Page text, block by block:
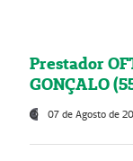
Prestador
GONÇALO
07 de Agosto de